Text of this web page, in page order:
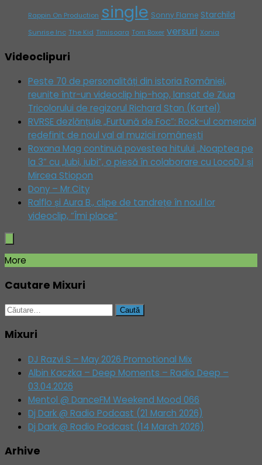
Rappin On Production single Sonny Flame Starchild
Sunrise Inc The Kid Timisoara Tom Boxer versuri Xonia
Videoclipuri
Peste 70 de personalități din istoria României,
reunite într-un videoclip hip-hop, lansat de Ziua
Tricolorului de regizorul Richard Stan (Kartel)
RVRSE dezlănțuie „Furtună de Foc”: Rock-ul comercial
redefinit de noul val al muzicii românești
Roxana Mag continuă povestea hitului „Noaptea pe
la 3” cu „Iubi, iubi”, o piesă în colaborare cu LocoDJ și
Mircea Stiopon
Dony – Mr.City
Ralflo și Aura B., clipe de tandrețe în noul lor
videoclip, “Îmi place”
More
Cautare Mixuri
Caută
Mixuri
DJ Razvi S – May 2026 Promotional Mix
Albin Kaczka – Deep Moments – Radio Deep –
03.04.2026
Mentol @ DanceFM Weekend Mood 066
Dj Dark @ Radio Podcast (21 March 2026)
Dj Dark @ Radio Podcast (14 March 2026)
Arhive